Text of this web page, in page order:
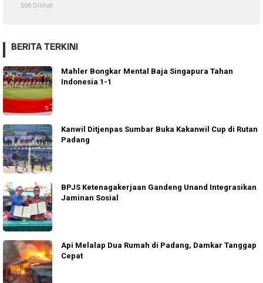
506 Dilihat
BERITA TERKINI
Mahler Bongkar Mental Baja Singapura Tahan
Indonesia 1-1
Kanwil Ditjenpas Sumbar Buka Kakanwil Cup di Rutan
Padang
BPJS Ketenagakerjaan Gandeng Unand Integrasikan
Jaminan Sosial
Api Melalap Dua Rumah di Padang, Damkar Tanggap
Cepat